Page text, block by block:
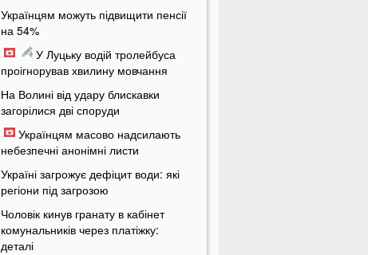
Українцям можуть підвищити пенсії
на 54%
У Луцьку водій тролейбуса
проігнорував хвилину мовчання
На Волині від удару блискавки
загорілися дві споруди
Українцям масово надсилають
небезпечні анонімні листи
Україні загрожує дефіцит води: які
регіони під загрозою
Чоловік кинув гранату в кабінет
комунальників через платіжку:
деталі